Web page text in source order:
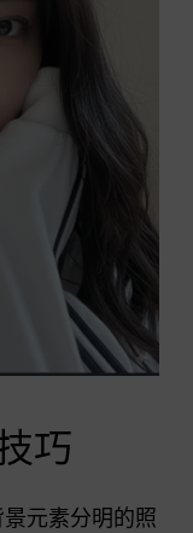
巧
元素分明的照